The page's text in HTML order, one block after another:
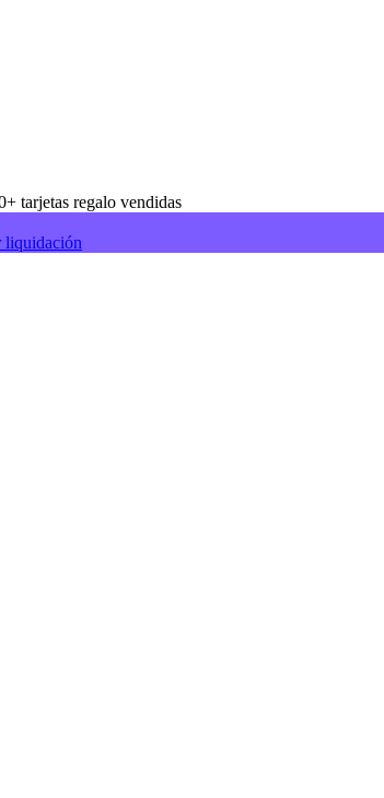
tarjetas regalo vendidas
liquidación